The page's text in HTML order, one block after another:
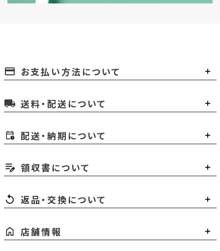
payment お支払い方法について
local_shipping 送料・配送について
配送・納期について
領収書について
返品・交換について
店舗情報